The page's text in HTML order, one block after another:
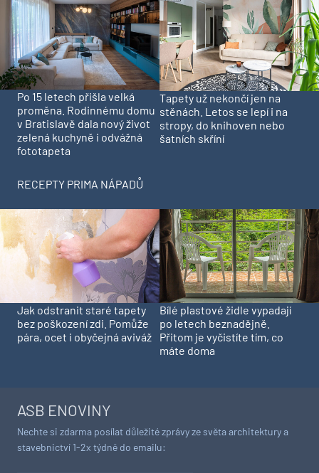
Po 15 letech přišla velká
proměna. Rodinnému domu
v Bratislavě dala nový život
zelená kuchyně i odvážná
fototapeta
Tapety už nekončí jen na
stěnách. Letos se lepí i na
stropy, do knihoven nebo
šatních skříní
RECEPTY PRIMA NÁPADŮ
Jak odstranit staré tapety
bez poškození zdi. Pomůže
pára, ocet i obyčejná aviváž
Bílé plastové židle vypadají
po letech beznadějně.
Přitom je vyčistíte tím, co
máte doma
ASB ENOVINY
Nechte si zdarma posílat důležité zprávy ze světa architektury a
stavebnictví 1-2x týdně do emailu: